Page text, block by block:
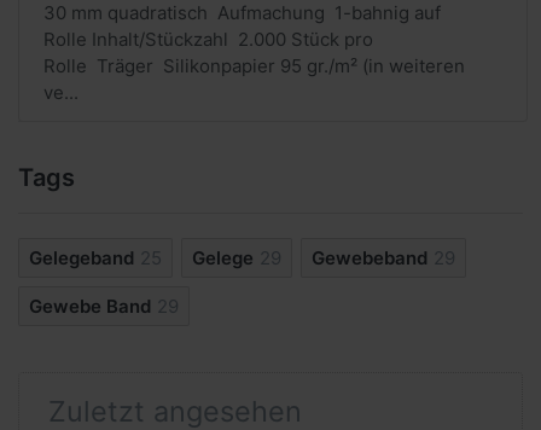
30 mm quadratisch Aufmachung 1-bahnig auf
Rolle Inhalt/Stückzahl 2.000 Stück pro
Rolle Träger Silikonpapier 95 gr./m² (in weiteren
ve...
Tags
Gelegeband 25 Gelege 29 Gewebeband 29
Gewebe Band 29
Zuletzt angesehen